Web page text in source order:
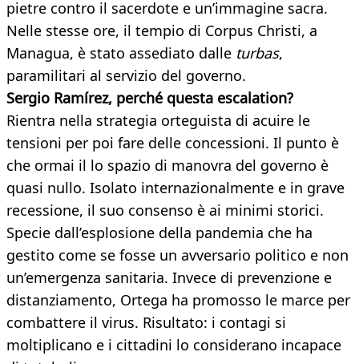
pietre contro il sacerdote e un’immagine sacra.
Nelle stesse ore, il tempio di Corpus Christi, a
Managua, è stato assediato dalle turbas,
paramilitari al servizio del governo.
Sergio Ramírez, perché questa escalation?
Rientra nella strategia orteguista di acuire le
tensioni per poi fare delle concessioni. Il punto è
che ormai il lo spazio di manovra del governo è
quasi nullo. Isolato internazionalmente e in grave
recessione, il suo consenso è ai minimi storici.
Specie dall’esplosione della pandemia che ha
gestito come se fosse un avversario politico e non
un’emergenza sanitaria. Invece di prevenzione e
distanziamento, Ortega ha promosso le marce per
combattere il virus. Risultato: i contagi si
moltiplicano e i cittadini lo considerano incapace